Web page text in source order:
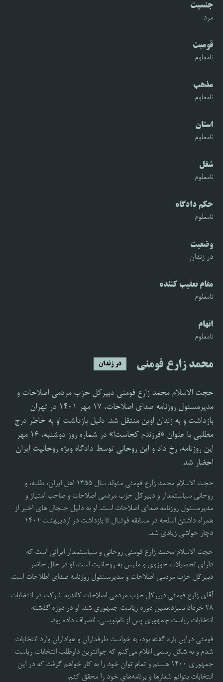
جنسیت
مرد
قومیت
نامعلوم
مذهب
نامعلوم
استان
نامعلوم
شغل
نامعلوم
حکم دادگاه
نامعلوم
وضعیت
در زندان
مقام تعقیب کننده
نامعلوم
اتهام
نامعلوم
محمد زارع فومنی در زندان
حجت الاسلام محمد زارع فومنی دبیرکل حزب مردمی اصلاحات و
مدیرمسئول روزنامه صدای اصلاحات، ۱۷ مهر ۱۴۰۱ در تهران
بازداشت و به زندان اوین منتقل شد. دلیل بازداشت او به خاطر درج
مطلبی با عنوان «فرزندم کجاست!» در شماره روز دوشنبه،‌ ۱۶ مهر
این روزنامه، رخ داد و این روحانی توسط دادگاه ویژه روحانیت ایران
احضار شد.
حجت الاسلام محمد زارع فومنی متولد سال ۱۳۵۵ اهل ایران، طلبه، و
روحانی سیاستمدار و دبیرکل حزب مردمی اصلاحات و صاحب امتیاز و
مدیرمسئول روزنامه صدای اصلاحات است. او به دلیل جنجال های اخیر از
همراه داشتن اسلحه در مسابقه فوتبال تا بازداشت در اردیبهشت ۱۴۰۱
دچار حواشی زیادی شد.
حجت الاسلام محمد زارع فومنی روحانی و سیاستمدار ایرانی است که
دارای تحصیلات حوزوی و ملبس به روحانیت است. او در حال حاضر
دبیرکل حزب مردمی اصلاحات و مدیرمسئول روزنامه صدای اطلاحات است.
آقای زارع فومنی دبیرکل حزب مردمی اصلاحات کاندید شرکت در انتخابات
۲۸ خرداد سیزدهمین دوره ریاست‌ جمهوری شد. او در دوره گذشته
انتخابات ریاست جمهوری پس از نام‌نویسی، انصراف داده بود.
فومنی دراین باره گفته بود، به خواست طرفداران و هواداران وارد انتخابات
شدم و به شکل رسمی اعلام می‌کنم که جوانترین داوطلب انتخابات ریاست
جمهوری ۱۴۰۰ هستم و تمام توان خود را به کار خواهم گرفت که در این
انتخابات بتوانم شعارها و برنامه‌های خود را محقق کنم.